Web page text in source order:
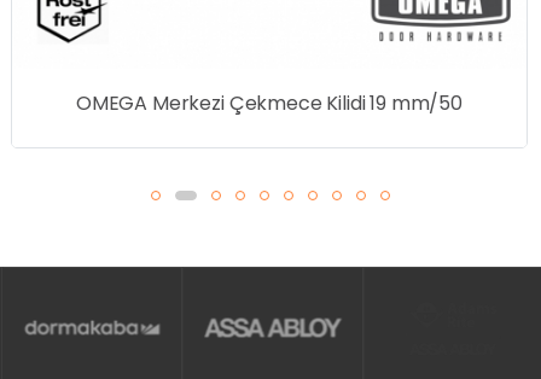
OMEGA Merkezi Çekmece Kilidi 19 mm/50